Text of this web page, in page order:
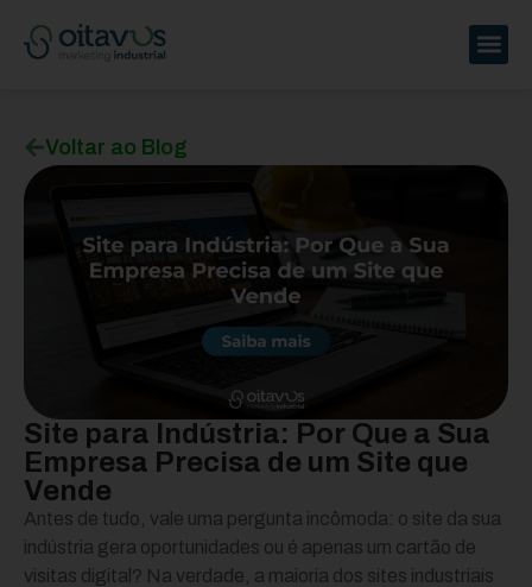
Voltar ao Blog
Site para Indústria: Por Que a Sua
Empresa Precisa de um Site que
Vende
Antes de tudo, vale uma pergunta incômoda: o site da sua
indústria gera oportunidades ou é apenas um cartão de
visitas digital? Na verdade, a maioria dos sites industriais